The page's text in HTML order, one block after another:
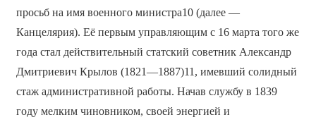
просьб на имя военного министра10 (далее —
Канцелярия). Её первым управляющим с 16 марта того же
года стал действительный статский советник Александр
Дмитриевич Крылов (1821—1887)11, имевший солидный
стаж административной работы. Начав службу в 1839
году мелким чиновником, своей энергией и